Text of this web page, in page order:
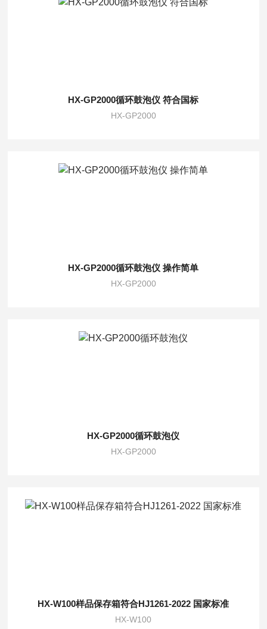
HX-GP2000循环鼓泡仪 符合国标
HX-GP2000
HX-GP2000循环鼓泡仪 操作简单
HX-GP2000
HX-GP2000循环鼓泡仪
HX-GP2000
HX-W100样品保存箱符合HJ1261-2022 国家标准
HX-W100